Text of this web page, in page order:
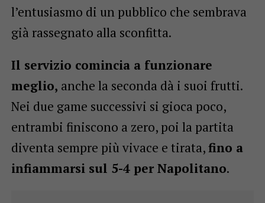
l’entusiasmo di un pubblico che sembrava
già rassegnato alla sconfitta.
Il servizio comincia a funzionare
meglio, anche la seconda dà i suoi frutti.
Nei due game successivi si gioca poco,
entrambi finiscono a zero, poi la partita
diventa sempre più vivace e tirata,fino a
infiammarsi sul 5-4 per Napolitano.